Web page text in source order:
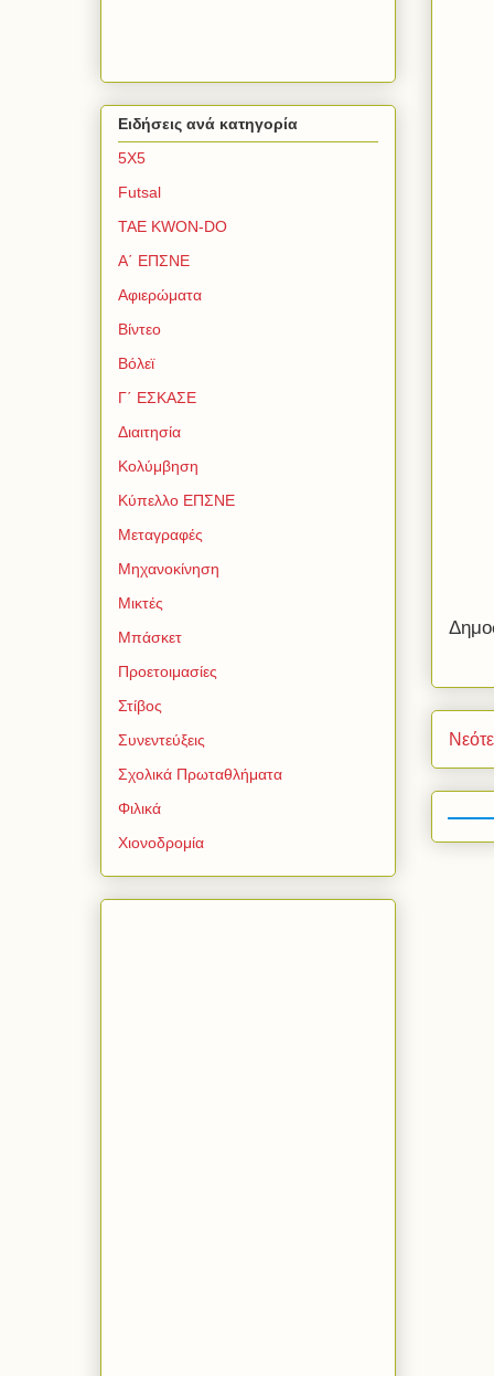
Ειδήσεις ανά κατηγορία
5Χ5
Futsal
TAE KWON-DO
Α΄ ΕΠΣΝΕ
Αφιερώματα
Βίντεο
Βόλεϊ
Γ΄ ΕΣΚΑΣΕ
Διαιτησία
Κολύμβηση
Κύπελλο ΕΠΣΝΕ
Μεταγραφές
Μηχανοκίνηση
Μικτές
Μπάσκετ
Προετοιμασίες
Στίβος
Συνεντεύξεις
Σχολικά Πρωταθλήματα
Φιλικά
Χιονοδρομία